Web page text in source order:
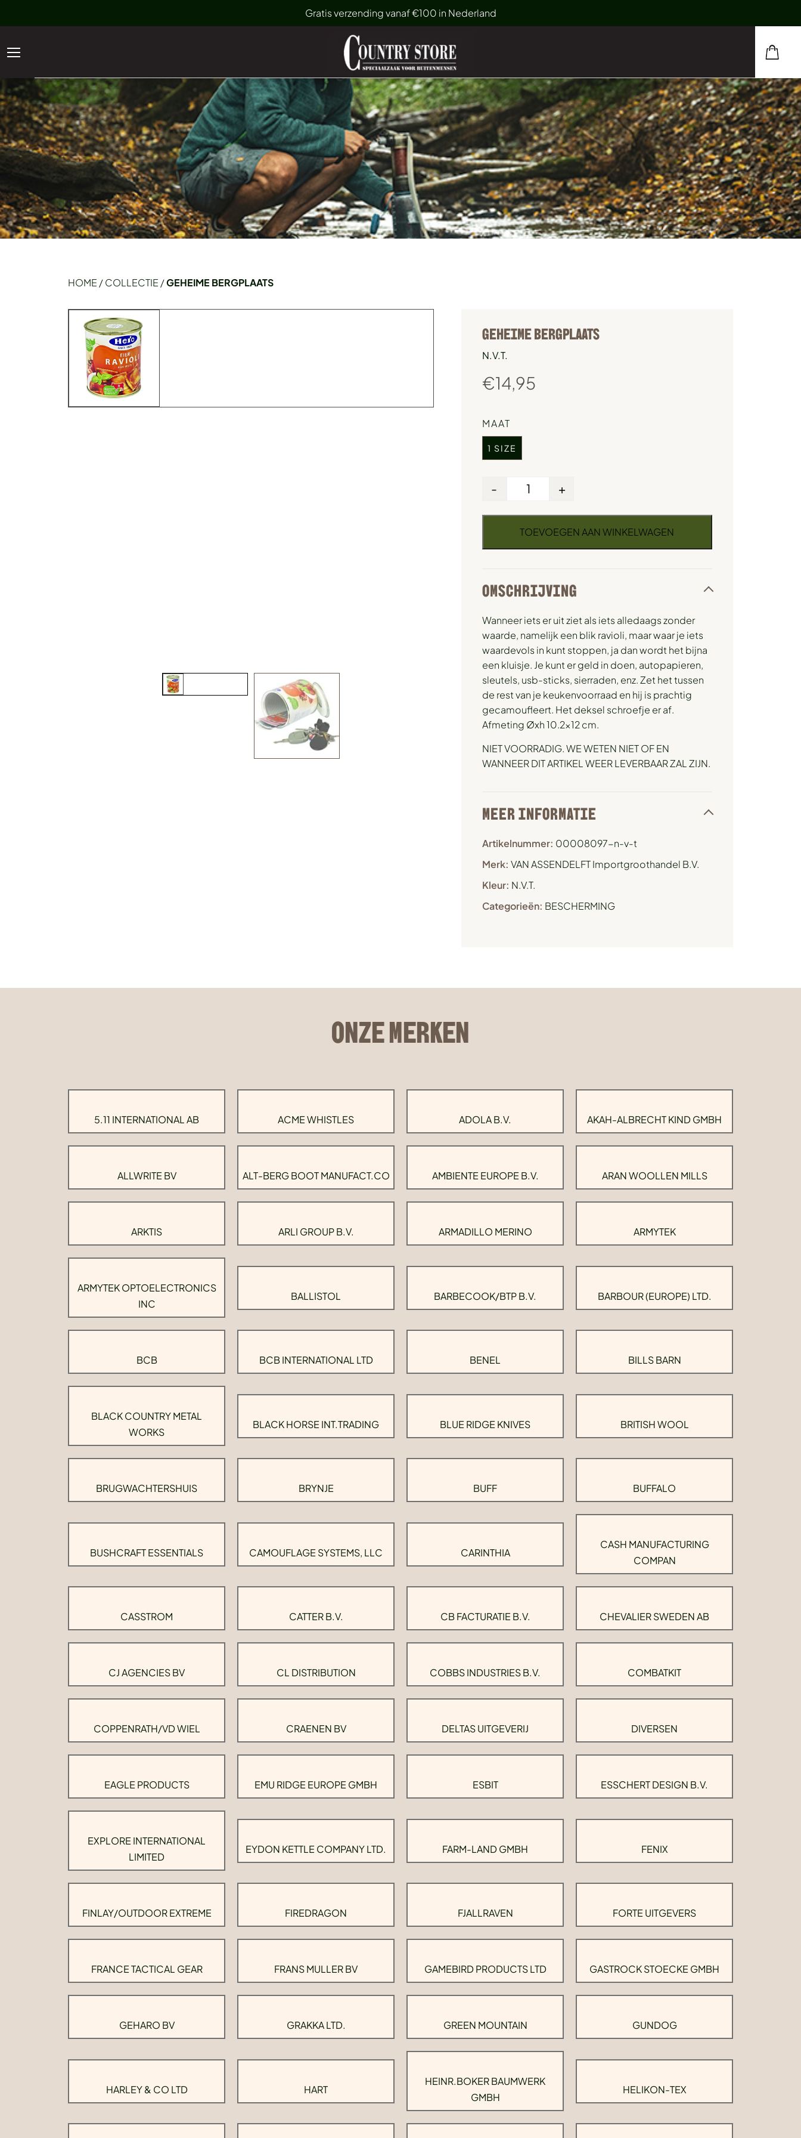
Gratis verzending vanaf €100 in Nederland
HOME /COLLECTIE /GEHEIME BERGPLAATS
GEHEIME BERGPLAATS
N.V.T.
€14,95
MAAT
1 SIZE
- +
TOEVOEGEN AAN WINKELWAGEN
OMSCHRIJVING
Wanneer iets er uit ziet als iets alledaags zonder
waarde, namelijk een blik ravioli, maar waar je iets
waardevols in kunt stoppen, ja dan wordt het bijna
een kluisje. Je kunt er geld in doen, autopapieren,
sleutels, usb-sticks, sierraden, enz. Zet het tussen
de rest van je keukenvoorraad en hij is prachtig
gecamoufleert. Het deksel schroefje er af.
Afmeting Øxh 10.2×12 cm.
NIET VOORRADIG. WE WETEN NIET OF EN
WANNEER DIT ARTIKEL WEER LEVERBAAR ZAL ZIJN.
MEER INFORMATIE
Artikelnummer: 00008097-n-v-t
Merk: VAN ASSENDELFT Importgroothandel B.V.
Kleur: N.V.T.
Categorieën: BESCHERMING
ONZE MERKEN
5.11 INTERNATIONAL AB ACME WHISTLES ADOLA B.V. AKAH-ALBRECHT KIND GMBH
ALLWRITE BV ALT-BERG BOOT MANUFACT.CO AMBIENTE EUROPE B.V. ARAN WOOLLEN MILLS
ARKTIS ARLI GROUP B.V. ARMADILLO MERINO ARMYTEK
ARMYTEK OPTOELECTRONICS
INC
BALLISTOL BARBECOOK/BTP B.V. BARBOUR (EUROPE) LTD.
BCB BCB INTERNATIONAL LTD BENEL BILLS BARN
BLACK COUNTRY METAL
WORKS
BLACK HORSE INT.TRADING BLUE RIDGE KNIVES BRITISH WOOL
BRUGWACHTERSHUIS BRYNJE BUFF BUFFALO
BUSHCRAFT ESSENTIALS CAMOUFLAGE SYSTEMS, LLC CARINTHIA
CASH MANUFACTURING
COMPAN
CASSTROM CATTER B.V. CB FACTURATIE B.V. CHEVALIER SWEDEN AB
CJ AGENCIES BV CL DISTRIBUTION COBBS INDUSTRIES B.V. COMBATKIT
COPPENRATH/VD WIEL CRAENEN BV DELTAS UITGEVERIJ DIVERSEN
EAGLE PRODUCTS EMU RIDGE EUROPE GMBH ESBIT ESSCHERT DESIGN B.V.
EXPLORE INTERNATIONAL
LIMITED
EYDON KETTLE COMPANY LTD. FARM-LAND GMBH FENIX
FINLAY/OUTDOOR EXTREME FIREDRAGON FJALLRAVEN FORTE UITGEVERS
FRANCE TACTICAL GEAR FRANS MULLER BV GAMEBIRD PRODUCTS LTD GASTROCK STOECKE GMBH
GEHARO BV GRAKKA LTD. GREEN MOUNTAIN GUNDOG
HARLEY & CO LTD HART
HEINR.BOKER BAUMWERK
GMBH
HELIKON-TEX